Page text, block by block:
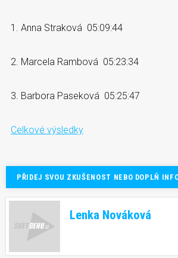
1. Anna Straková 05:09:44
2. Marcela Rambová 05:23:34
3. Barbora Paseková 05:25:47
Celkové výsledky
PŘIDEJ SVOU ZKUŠENOST NEBO DOPLŇ
Lenka Nováková